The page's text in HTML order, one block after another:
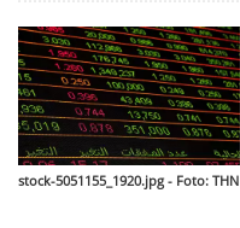
stock-5051155_1920.jpg - Foto: THN